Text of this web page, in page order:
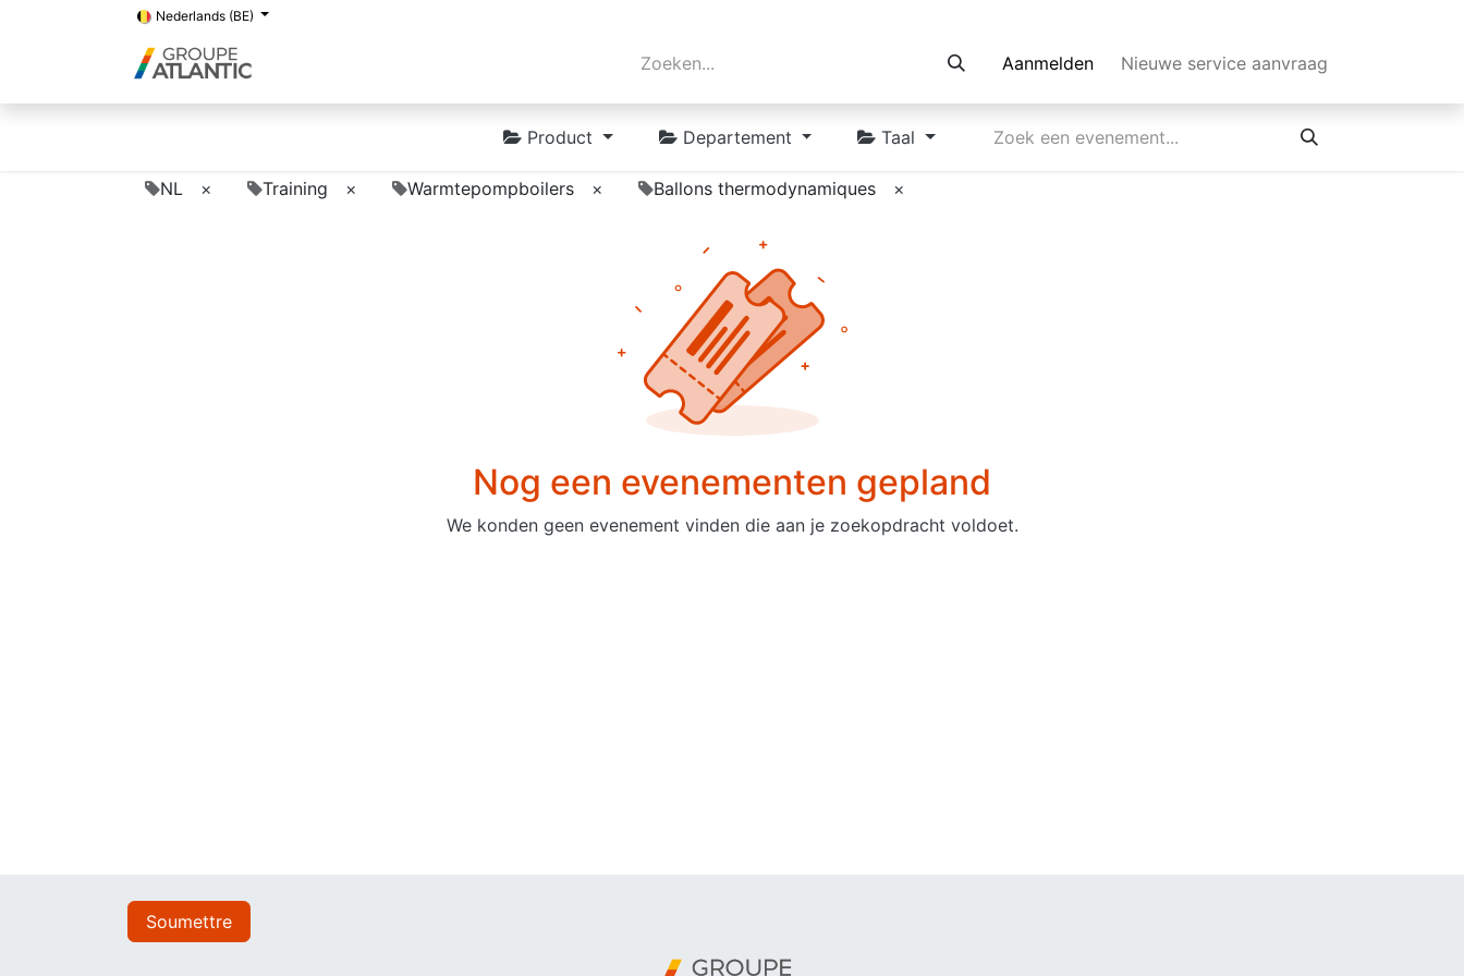
Nederlands (BE)
Aanmelden Nieuwe service aanvraag
Product Departement Taal
NL × Training × Warmtepompboilers × Ballons thermodynamiques ×
Nog een evenementen gepland
We konden geen evenement vinden die aan je zoekopdracht voldoet.
Soumettre